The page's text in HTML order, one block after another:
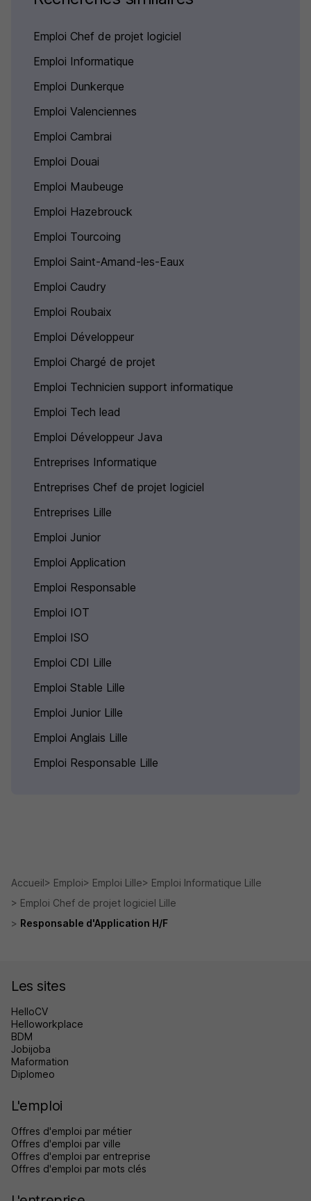
Emploi Chef de projet logiciel
Emploi Informatique
Emploi Dunkerque
Emploi Valenciennes
Emploi Cambrai
Emploi Douai
Emploi Maubeuge
Emploi Hazebrouck
Emploi Tourcoing
Emploi Saint-Amand-les-Eaux
Emploi Caudry
Emploi Roubaix
Emploi Développeur
Emploi Chargé de projet
Emploi Technicien support informatique
Emploi Tech lead
Emploi Développeur Java
Entreprises Informatique
Entreprises Chef de projet logiciel
Entreprises Lille
Emploi Junior
Emploi Application
Emploi Responsable
Emploi IOT
Emploi ISO
Emploi CDI Lille
Emploi Stable Lille
Emploi Junior Lille
Emploi Anglais Lille
Emploi Responsable Lille
Accueil Emploi Emploi Lille
Emploi Informatique Lille
Emploi Chef de projet logiciel Lille
Responsable d'Application H/F
Les sites
HelloCV
Helloworkplace
BDM
Jobijoba
Maformation
Diplomeo
L'emploi
Offres d'emploi par métier
Offres d'emploi par ville
Offres d'emploi par entreprise
Offres d'emploi par mots clés